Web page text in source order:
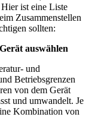
ist eine Liste
Zusammenstellen
sollten:
auswählen
und
Betriebsgrenzen
von dem Gerät
und umwandelt. Je
Kombination von